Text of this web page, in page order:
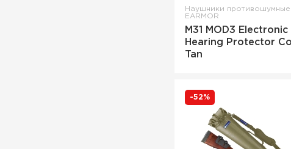
Наушники противошумные
EARMOR
M31 MOD3 Electronic
Hearing Protector
Tan
-52%